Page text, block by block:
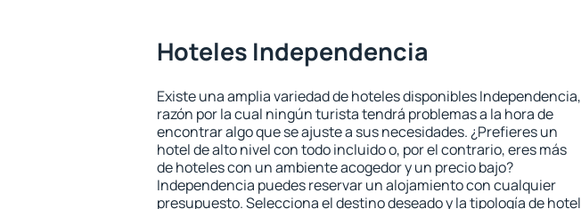
Hoteles Independencia
Existe una amplia variedad de hoteles disponibles Independencia,
razón por la cual ningún turista tendrá problemas a la hora de
encontrar algo que se ajuste a sus necesidades. ¿Prefieres un
hotel de alto nivel con todo incluido o, por el contrario, eres más
de hoteles con un ambiente acogedor y un precio bajo?
Independencia puedes reservar un alojamiento con cualquier
presupuesto. Selecciona el destino deseado y la tipología de hotel